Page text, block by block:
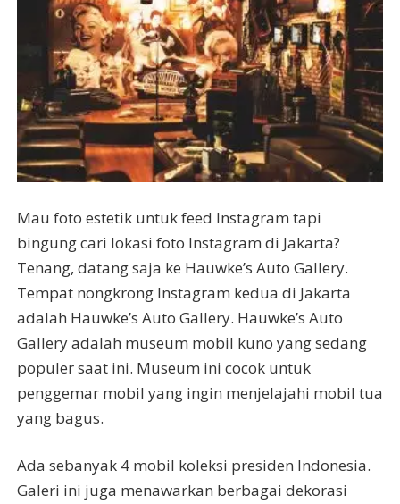
Mau foto estetik untuk feed Instagram tapi
bingung cari lokasi foto Instagram di Jakarta?
Tenang, datang saja ke Hauwke’s Auto Gallery.
Tempat nongkrong Instagram kedua di Jakarta
adalah Hauwke’s Auto Gallery. Hauwke’s Auto
Gallery adalah museum mobil kuno yang sedang
populer saat ini. Museum ini cocok untuk
penggemar mobil yang ingin menjelajahi mobil tua
yang bagus.
Ada sebanyak 4 mobil koleksi presiden Indonesia.
Galeri ini juga menawarkan berbagai dekorasi